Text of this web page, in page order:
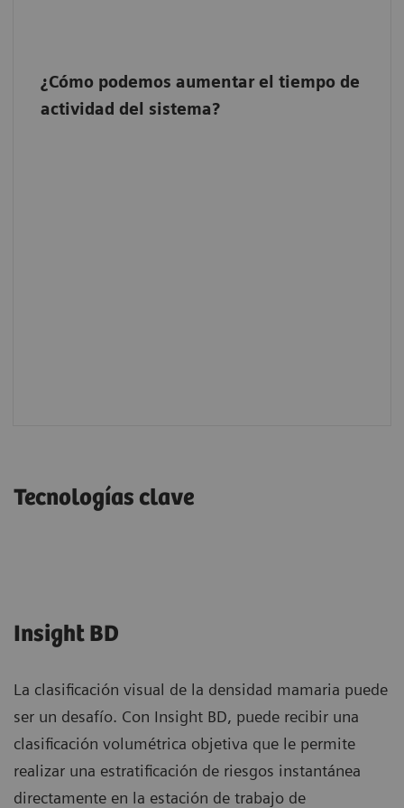
¿Cómo podemos aumentar el tiempo de
actividad del sistema?
Tecnologías clave
Insight BD
La clasificación visual de la densidad mamaria puede
ser un desafío. Con Insight BD, puede recibir una
clasificación volumétrica objetiva que le permite
realizar una estratificación de riesgos instantánea
directamente en la estación de trabajo de